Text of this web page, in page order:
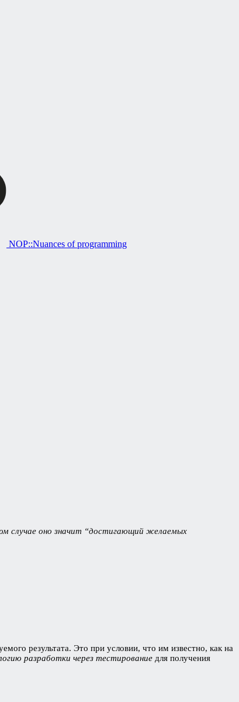
NOP::Nuances of programming
случае оно значит “достигающий желаемых
результата. Это при условии, что им известно, как на
разработки через тестирование для получения